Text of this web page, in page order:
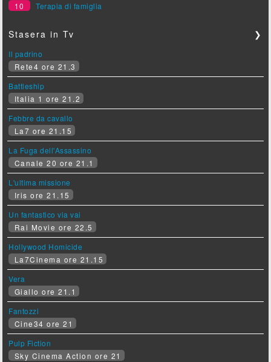
10
Terapia di famiglia
Stasera in Tv ❯
Il padrino
Rete4 ore 21.3
Battleship
Italia 1 ore 21.2
Febbre da cavallo
La7 ore 21.15
La Fuga dell'Assassino
Canale 20 ore 21.1
L'ultima missione
Iris ore 21.15
Un fantastico via vai
Rai Movie ore 22.5
Hollywood Homicide
La7Cinema ore 21.15
Vera
Giallo ore 21.1
Fantozzi
Cine34 ore 21
Pulp Fiction
Sky Cinema Action ore 21